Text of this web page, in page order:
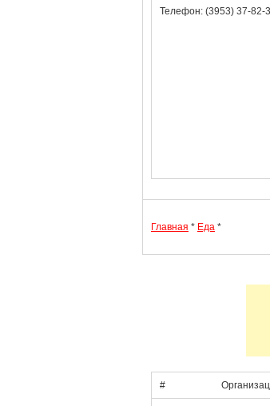
Телефон: (3953) 37-82-
Главная * Еда *
#